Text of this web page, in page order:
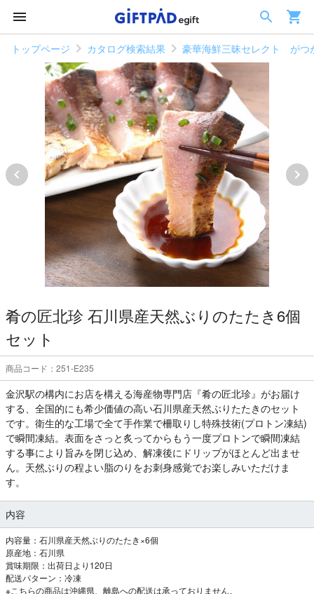
トップページ カタログ検索結果 豪華海鮮三昧セレクト がつ
肴の匠北珍 石川県産天然ぶりのたたき6個
セット
商品コード：251-E235
金沢駅の構内にお店を構える海産物専門店『肴の匠北珍』がお届け
する、全国的にも希少価値の高い石川県産天然ぶりたたきのセット
です。衛生的な工場で全て手作業で柵取りし特殊技術(プロトン凍結)
で瞬間凍結。表面をさっと炙ってからもう一度プロトンで瞬間凍結
する事により旨みを閉じ込め、解凍後にドリップがほとんど出ませ
ん。天然ぶりの程よい脂のりをお刺身感覚でお楽しみいただけま
す。
内容
内容量：石川県産天然ぶりのたたき×6個
原産地：石川県
賞味期限：出荷日より120日
配送パターン：冷凍
※こちらの商品は沖縄県、離島への配送は承っておりません。